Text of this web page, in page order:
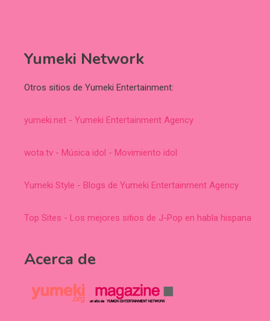
Yumeki Network
Otros sitios de Yumeki Entertainment:
yumeki.net - Yumeki Entertainment Agency
wota.tv - Música idol - Movimiento idol
Yumeki Style - Blogs de Yumeki Entertainment Agency
Top Sites - Los mejores sitios de J-Pop en habla hispana
Acerca de